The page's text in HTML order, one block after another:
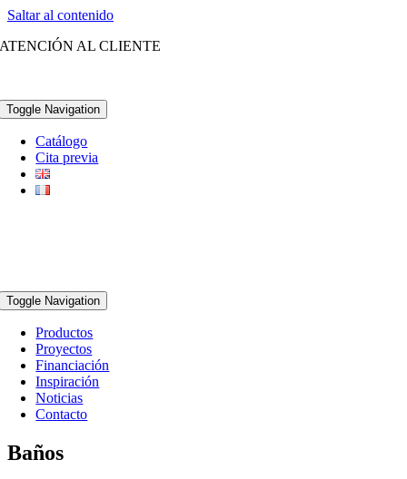
Saltar al contenido
ATENCIÓN AL CLIENTE
Toggle Navigation
Catálogo
Cita previa
Toggle Navigation
Productos
Proyectos
Financiación
Inspiración
Noticias
Contacto
Baños